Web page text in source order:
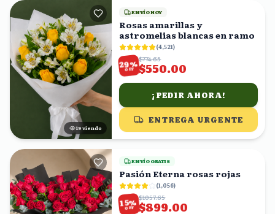
19 viendo
ENVÍO HOY
Rosas amarillas y
astromelias blancas en ramo
(4,521)
29%
OFF
$774.65
$550.00
¡PEDIR AHORA!
ENTREGA URGENTE
ENVÍO GRATIS
Pasión Eterna rosas rojas
(1,056)
15%
OFF
$1057.65
$899.00